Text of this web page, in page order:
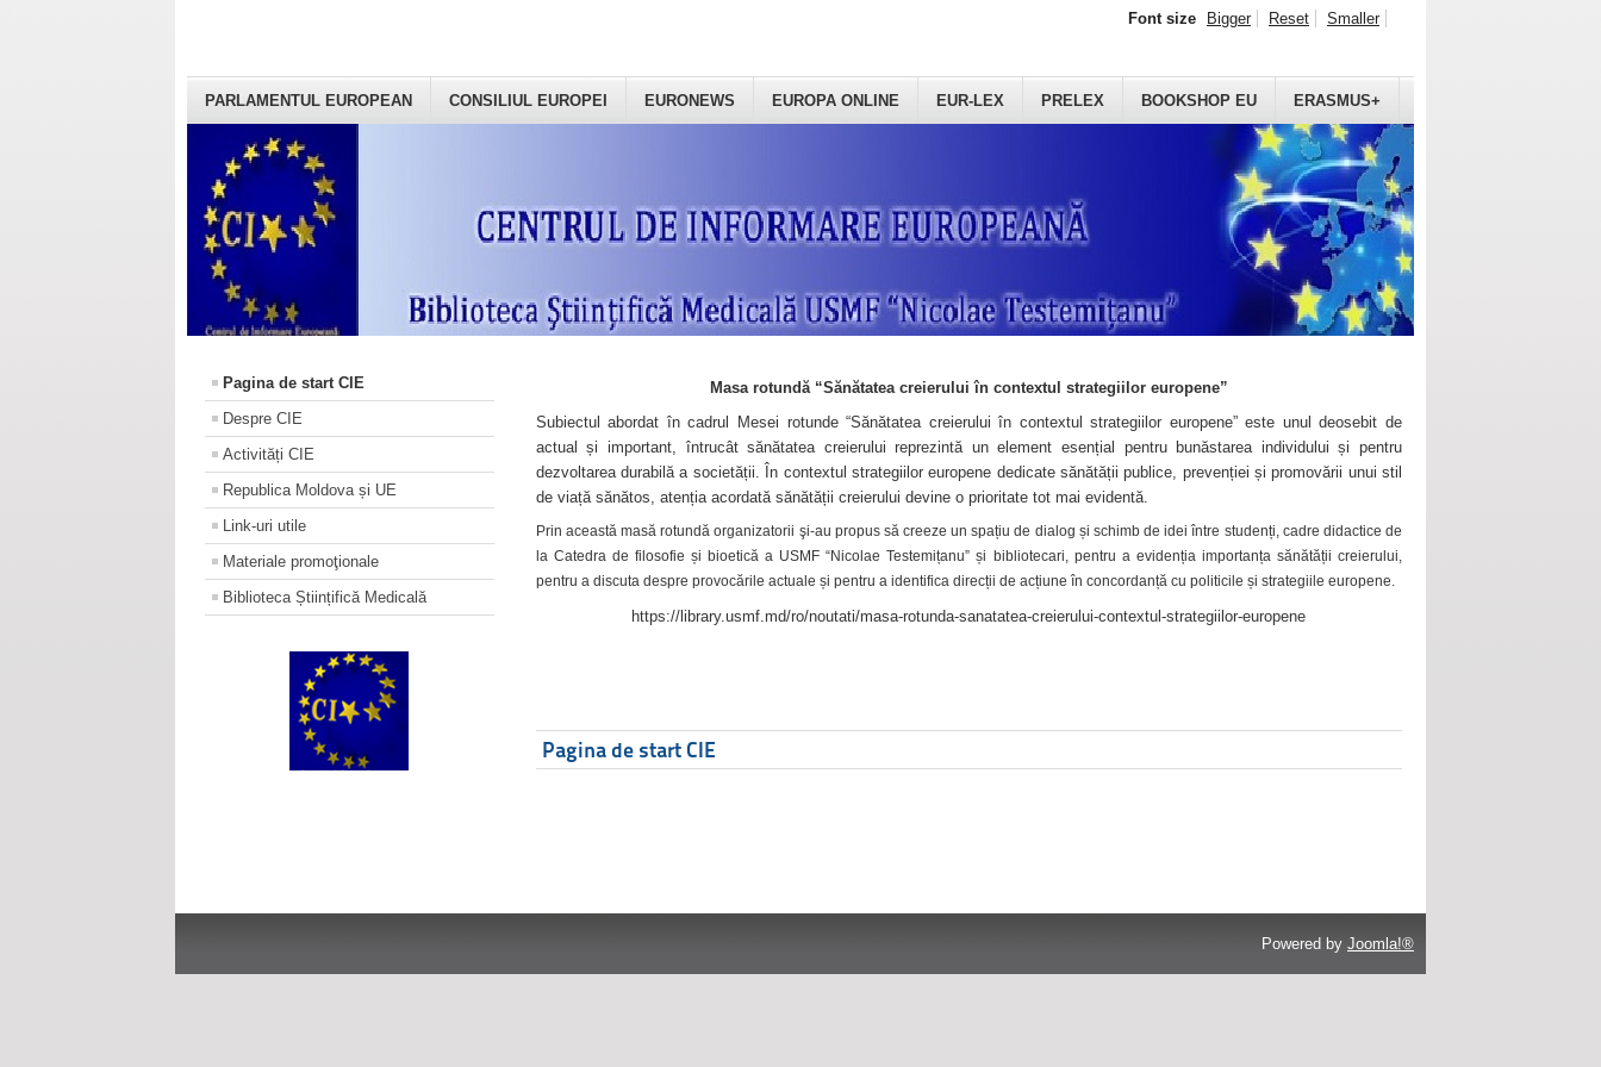
PARLAMENTUL EUROPEAN CONSILIUL EUROPEI EURONEWS EUROPA ONLINE EUR-LEX PRELEX BOOKSHOP EU ERASMUS+
Font size Bigger Reset Smaller
Pagina de start CIE
Despre CIE
Activități CIE
Republica Moldova și UE
Link-uri utile
Materiale promoţionale
Biblioteca Științifică Medicală
Masa rotundă “Sănătatea creierului în contextul strategiilor europene”
Subiectul abordat în cadrul Mesei rotunde “Sănătatea creierului în contextul strategiilor europene” este unul deosebit de
actual și important, întrucât sănătatea creierului reprezintă un element esențial pentru bunăstarea individului și pentru
dezvoltarea durabilă a societății. În contextul strategiilor europene dedicate sănătății publice, prevenției și promovării unui stil
de viață sănătos, atenția acordată sănătății creierului devine o prioritate tot mai evidentă.
Prin această masă rotundă organizatorii şi-au propus să creeze un spațiu de dialog și schimb de idei între studenți, cadre didactice de
la Catedra de filosofie și bioetică a USMF “Nicolae Testemițanu” și bibliotecari, pentru a evidenția importanța sănătății creierului,
pentru a discuta despre provocările actuale și pentru a identifica direcții de acțiune în concordanță cu politicile și strategiile europene.
https://library.usmf.md/ro/noutati/masa-rotunda-sanatatea-creierului-contextul-strategiilor-europene
Pagina de start CIE
Powered by Joomla!®